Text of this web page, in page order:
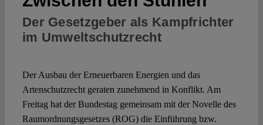
Open Access
Authors
Spotlight
Der Gesetzgeber als Kampfrichter
im Umweltschutzrecht
Der Ausbau der Erneuerbaren Energien und das
Artenschutzrecht geraten zunehmend in Konflikt. Am
Freitag hat der Bundestag gemeinsam mit der Novelle des
Raumordnungsgesetzes (ROG) die Einführung bzw.